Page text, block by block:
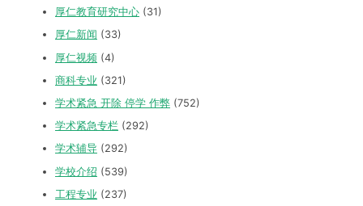
厚仁教育研究中心 (31)
厚仁新闻 (33)
厚仁视频 (4)
商科专业 (321)
学术紧急 开除 停学 作弊 (752)
学术紧急专栏 (292)
学术辅导 (292)
学校介绍 (539)
工程专业 (237)